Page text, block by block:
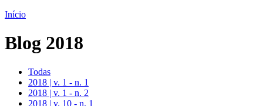
Início
Blog 2018
Todas
2018 | v. 1 - n. 1
2018 | v. 1 - n. 2
2018 | v. 10 - n. 1